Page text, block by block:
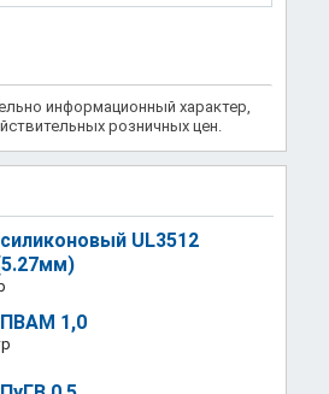
информационный характер,
розничных цен.
UL3512
1,0